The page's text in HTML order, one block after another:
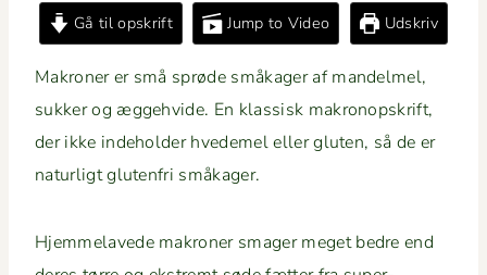
Gå til opskrift Jump to Video Udskriv
Makro­ner er små sprøde småk­ager af man­delmel,
sukker og ægge­h­vide. En klas­sisk makro­nop­skrift,
der ikke inde­hold­er hvedemel eller gluten, så de er
naturligt gluten­fri småkager.
Hjem­melavede makro­ner smager meget bedre end